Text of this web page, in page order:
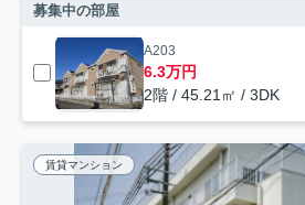
募集中の部屋
A203
6.3万円
2階 / 45.21㎡ / 3DK
賃貸マンション